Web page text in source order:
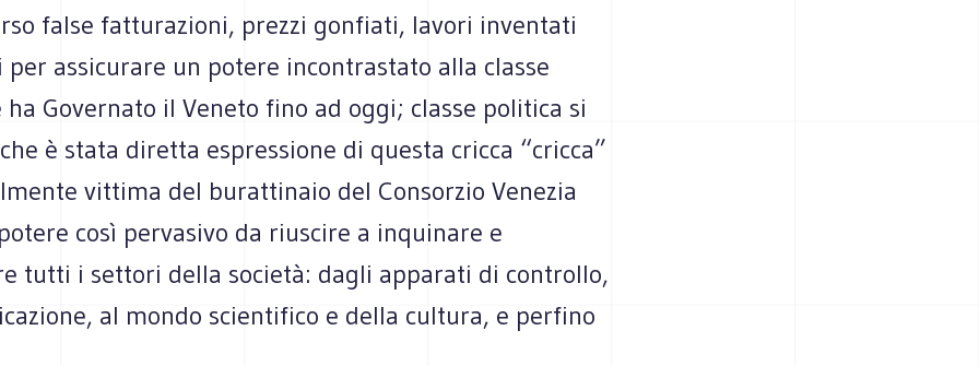
false fatturazioni, prezzi gonfiati, lavori inventati
per assicurare un potere incontrastato alla classe
Governato il Veneto fino ad oggi; classe politica si
è stata diretta espressione di questa cricca “cricca”
vittima del burattinaio del Consorzio Venezia
così pervasivo da riuscire a inquinare e
tutti i settori della società: dagli apparati di controllo,
al mondo scientifico e della cultura, e perfino